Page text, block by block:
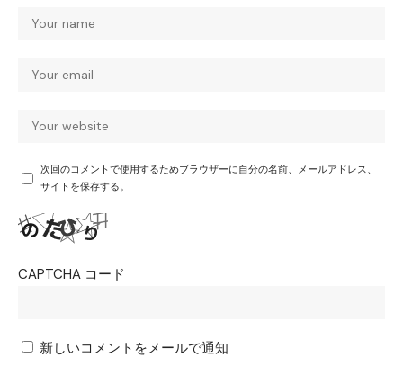
次回のコメントで使用するためブラウザーに自分の名前、メールアドレス、
サイトを保存する。
CAPTCHA コード
新しいコメントをメールで通知